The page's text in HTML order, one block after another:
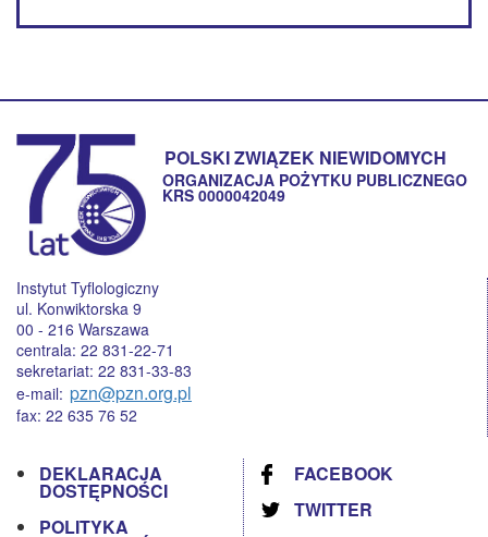
POLSKI ZWIĄZEK NIEWIDOMYCH
ORGANIZACJA POŻYTKU PUBLICZNEGO
KRS 0000042049
Instytut Tyflologiczny
ul. Konwiktorska 9
00 - 216 Warszawa
centrala: 22 831-22-71
sekretariat: 22 831-33-83
e-mail: pzn@pzn.org.pl
fax: 22 635 76 52
DEKLARACJA
DOSTĘPNOŚCI
POLITYKA
FACEBOOK
TWITTER